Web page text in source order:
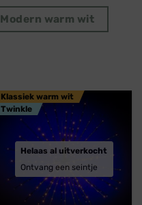
Modern warm wit
Klassiek warm wit
Twinkle
Helaas al uitverkocht
Ontvang een seintje